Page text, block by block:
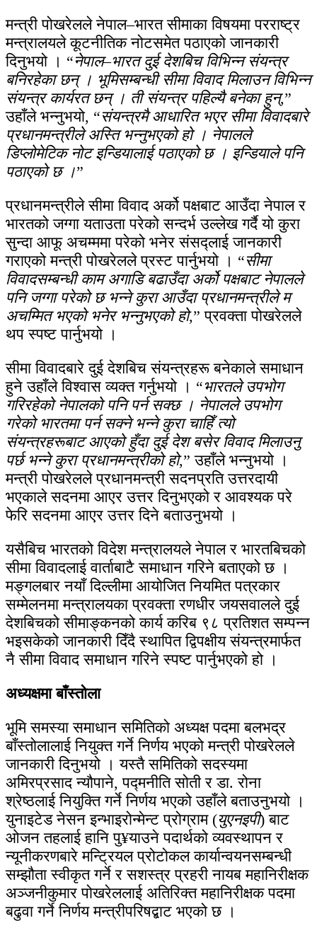
मन्त्री पोखरेलले नेपाल–भारत सीमाका विषयमा परराष्ट्र
मन्त्रालयले कूटनीतिक नोटसमेत पठाएको जानकारी
दिनुभयो । “नेपाल–भारत दुई देशबिच विभिन्न संयन्त्र
बनिरहेका छन् । भूमिसम्बन्धी सीमा विवाद मिलाउन विभिन्न
संयन्त्र कार्यरत छन् । ती संयन्त्र पहिल्यै बनेका हुन्,”
उहाँले भन्नुभयो, “संयन्त्रमै आधारित भएर सीमा विवादबारे
प्रधानमन्त्रीले अस्ति भन्नुभएको हो । नेपालले
डिप्लोमेटिक नोट इन्डियालाई पठाएको छ । इन्डियाले पनि
पठाएको छ ।”
प्रधानमन्त्रीले सीमा विवाद अर्को पक्षबाट आउँदा नेपाल र
भारतको जग्गा यताउता परेको सन्दर्भ उल्लेख गर्दै यो कुरा
सुन्दा आफू अचम्ममा परेको भनेर संसद्लाई जानकारी
गराएको मन्त्री पोखरेलले प्रस्ट पार्नुभयो । “सीमा
विवादसम्बन्धी काम अगाडि बढाउँदा अर्को पक्षबाट नेपालले
पनि जग्गा परेको छ भन्ने कुरा आउँदा प्रधानमन्त्रीले म
अचम्मित भएको भनेर भन्नुभएको हो,” प्रवक्ता पोखरेलले
थप स्पष्ट पार्नुभयो ।
सीमा विवादबारे दुई देशबिच संयन्त्रहरू बनेकाले समाधान
हुने उहाँले विश्वास व्यक्त गर्नुभयो । “भारतले उपभोग
गरिरहेको नेपालको पनि पर्न सक्छ । नेपालले उपभोग
गरेको भारतमा पर्न सक्ने भन्ने कुरा चाहिँ त्यो
संयन्त्रहरूबाट आएको हुँदा दुई देश बसेर विवाद मिलाउनु
पर्छ भन्ने कुरा प्रधानमन्त्रीको हो,” उहाँले भन्नुभयो ।
मन्त्री पोखरेलले प्रधानमन्त्री सदनप्रति उत्तरदायी
भएकाले सदनमा आएर उत्तर दिनुभएको र आवश्यक परे
फेरि सदनमा आएर उत्तर दिने बताउनुभयो ।
यसैबिच भारतको विदेश मन्त्रालयले नेपाल र भारतबिचको
सीमा विवादलाई वार्ताबाटै समाधान गरिने बताएको छ ।
मङ्गलबार नयाँ दिल्लीमा आयोजित नियमित पत्रकार
सम्मेलनमा मन्त्रालयका प्रवक्ता रणधीर जयसवालले दुई
देशबिचको सीमाङ्कनको कार्य करिब ९८ प्रतिशत सम्पन्न
भइसकेको जानकारी दिँदै स्थापित द्विपक्षीय संयन्त्रमार्फत
नै सीमा विवाद समाधान गरिने स्पष्ट पार्नुभएको हो ।
अध्यक्षमा बाँस्तोला
भूमि समस्या समाधान समितिको अध्यक्ष पदमा बलभद्र
बाँस्तोलालाई नियुक्त गर्ने निर्णय भएको मन्त्री पोखरेलले
जानकारी दिनुभयो । यस्तै समितिको सदस्यमा
अमिरप्रसाद न्यौपाने, पद्मनीति सोती र डा. रोना
श्रेष्ठलाई नियुक्ति गर्ने निर्णय भएको उहाँले बताउनुभयो ।
युनाइटेड नेसन इन्भाइरोन्मेन्ट प्रोग्राम (युएनइपी) बाट
ओजन तहलाई हानि पु¥याउने पदार्थको व्यवस्थापन र
न्यूनीकरणबारे मन्ट्रियल प्रोटोकल कार्यान्वयनसम्बन्धी
सम्झौता स्वीकृत गर्ने र सशस्त्र प्रहरी नायब महानिरीक्षक
अञ्जनीकुमार पोखरेललाई अतिरिक्त महानिरीक्षक पदमा
बढुवा गर्ने निर्णय मन्त्रीपरिषद्बाट भएको छ ।